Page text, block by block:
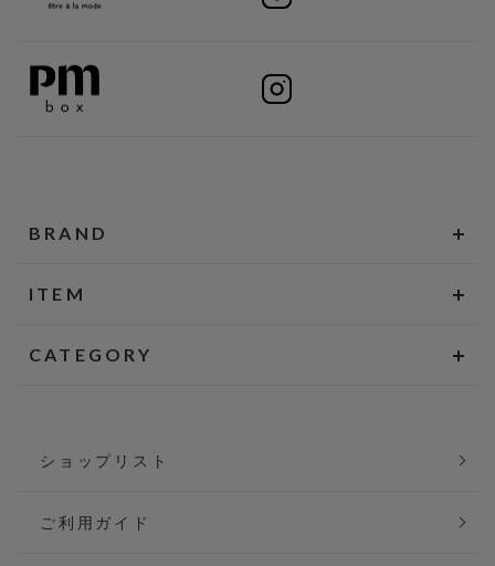
BRAND
ITEM
CATEGORY
ショップリスト
ご利用ガイド